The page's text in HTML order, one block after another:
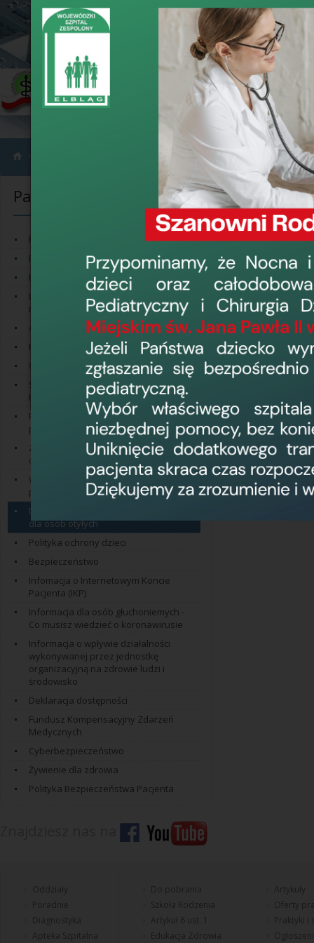
Dostęp do świadczeń zdrowotnych dla osób otyłych
Pacjent
Prawa i obowiązki Pacjenta
Права пацієнта
Koordynator ds. Praw Pacjenta
Udostępnianie dokumentacji
medycznej
Ankieta satysfakcji pacjenta
Przygotowanie do badań
Opieka duszpasterska
Szpital Przyjazny Kombatantom oraz
Kampania ''Bezpieczny Senior''
Pomoc osobom ze szczególnymi
potrzebami
Zasady udzielania świadczeń
osobom szczególnie uprawnionym
Wykaz placówek dla pacjentów z
podejrzeniem HIV
Dostęp do świadczeń zdrowotnych
dla osób otyłych
Polityka ochrony dzieci
Bezpieczeństwo
Infomacja o Internetowym Koncie
Pacjenta (IKP)
Informacja dla osób głuchoniemych -
Co musisz wiedzieć o koronawirusie
Informacja o wpływie działalności
wykonywanej przez jednostkę
organizacyjną na zdrowie ludzi i
środowisko
Deklaracja dostępności
Fundusz Kompensacyjny Zdarzeń
Medycznych
Cyberbezpieczeństwo
Żywienie dla zdrowia
Polityka Bezpieczeństwa Pacjenta
Dostęp do
Przedstawiamy
oraz
Informacje te
Praw Pacjenta
swiadczen-
Poradnie
Diagnostyka
Apteka Szpitalna
Do pobrania
Artykuł 6 ust. 1
Edukacja Zdrowia
Artykuły
Oferty
Praktyki